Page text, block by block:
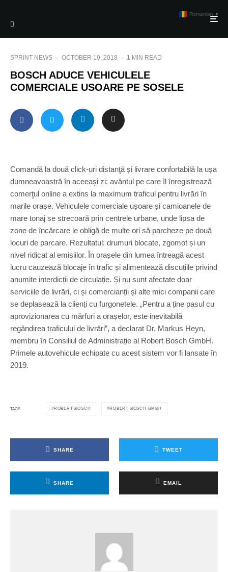
SPRINT NEWS · OCTOBER 19, 2018 · 1 MIN READ
BOSCH ADUCE VEHICULELE
COMERCIALE USOARE PE SOSELE
Comandă la două click-uri distanţă și livrare confortabilă la ușa
dumneavoastră în aceeași zi: avântul pe care îl înregistrează
comerţul online a extins la maximum traficul pentru livrări în
marile orașe. Vehiculele comerciale ușoare și camioanele de
mare tonaj se strecoară prin centrele urbane, unde lipsa de
zone de încărcare le obligă de multe ori să parcheze pe două
locuri de parcare. Rezultatul: drumuri blocate, zgomot și un
nivel ridicat al emisiilor. În orașele din lumea întreagă acest
lucru cauzează blocaje în trafic și alimentează discuțiile privind
anumite interdicții de circulație. Și nu sunt afectate doar
serviciile de livrări, ci și comercianții și alte mici companii care
se deplasează la clienți cu furgonetele. „Pentru a ține pasul cu
aprovizionarea cu mărfuri a orașelor, este inevitabilă
regândirea traficului de livrări”, a declarat Dr. Markus Heyn,
membru în Consiliul de Administrație al Robert Bosch GmbH.
Primele autovehicule echipate cu acest sistem vor fi lansate în
2019.
TAGS ROBERT BOSCH ROBERT BOSCH GMBH
SHARE TWEET
SHARE EMAIL
Romanian ▼